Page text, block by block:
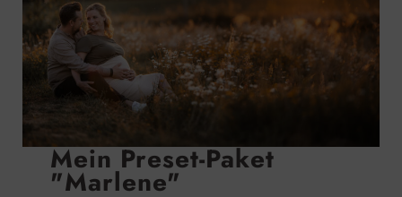
Mein Preset-Paket
"Marlene"